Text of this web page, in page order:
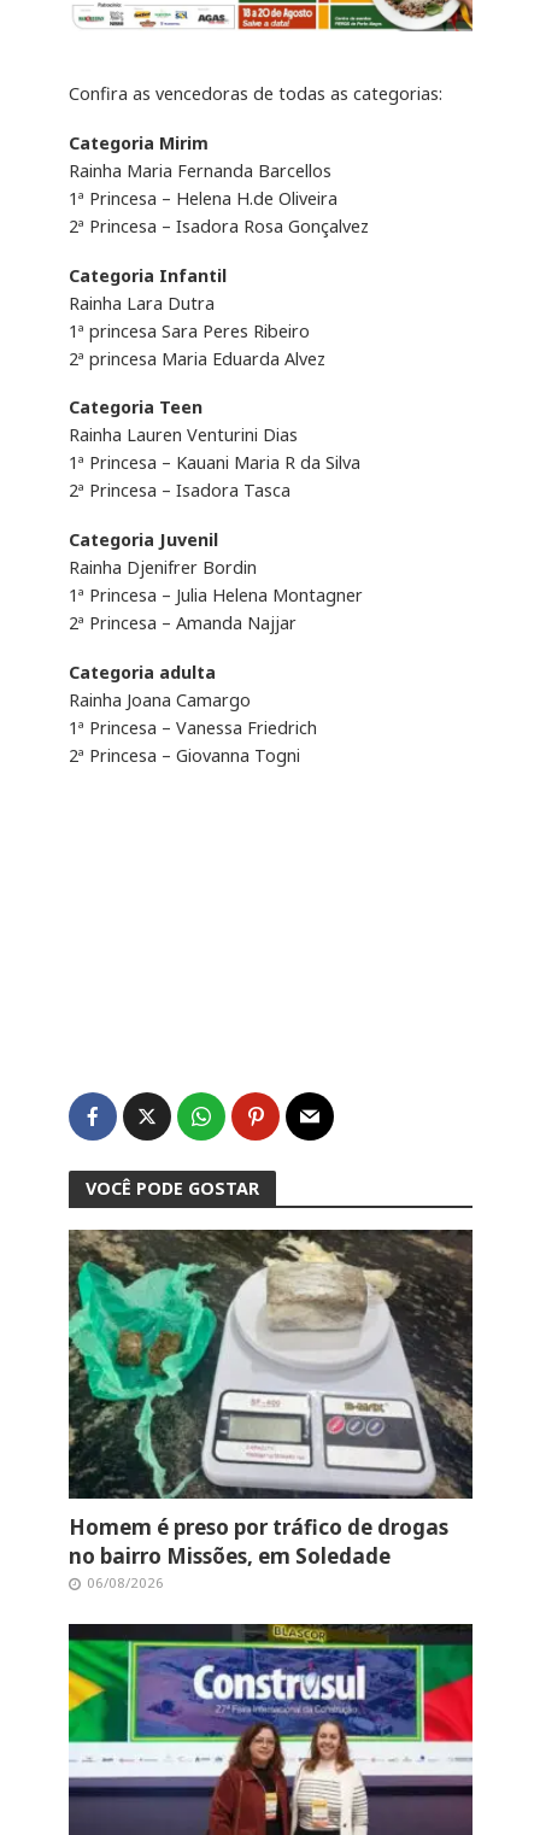
Confira as vencedoras de todas as categorias:
Categoria Mirim
Rainha Maria Fernanda Barcellos
1ª Princesa – Helena H.de Oliveira
2ª Princesa – Isadora Rosa Gonçalvez
Categoria Infantil
Rainha Lara Dutra
1ª princesa Sara Peres Ribeiro
2ª princesa Maria Eduarda Alvez
Categoria Teen
Rainha Lauren Venturini Dias
1ª Princesa – Kauani Maria R da Silva
2ª Princesa – Isadora Tasca
Categoria Juvenil
Rainha Djenifrer Bordin
1ª Princesa – Julia Helena Montagner
2ª Princesa – Amanda Najjar
Categoria adulta
Rainha Joana Camargo
1ª Princesa – Vanessa Friedrich
2ª Princesa – Giovanna Togni
VOCÊ PODE GOSTAR
Homem é preso por tráfico de drogas
no bairro Missões, em Soledade
06/08/2026